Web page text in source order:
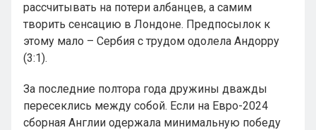
рассчитывать на потери албанцев, а самим
творить сенсацию в Лондоне. Предпосылок к
этому мало – Сербия с трудом одолела Андорру
(3:1).
За последние полтора года дружины дважды
пересеклись между собой. Если на Евро-2024
сборная Англии одержала минимальную победу